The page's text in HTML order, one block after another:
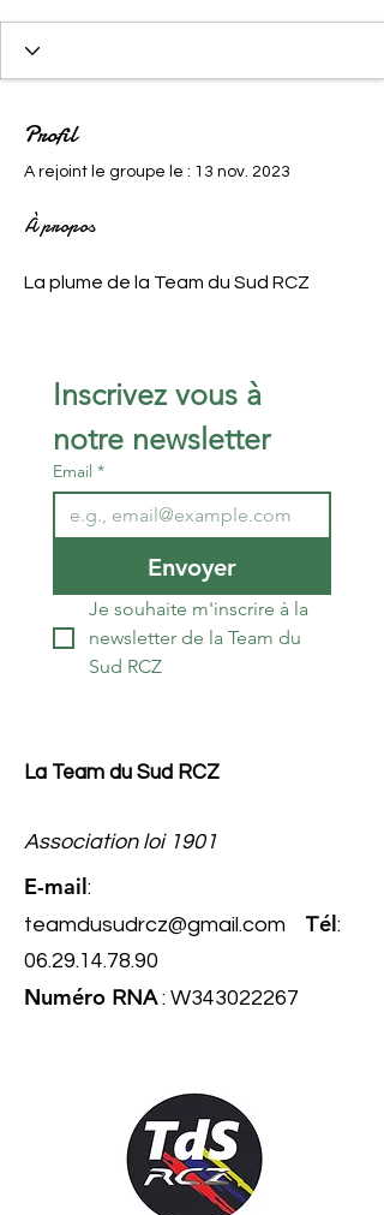
Profil
A rejoint le groupe le : 13 nov. 2023
À propos
La plume de la Team du Sud RCZ
Inscrivez vous à
notre newsletter
Email *
Envoyer
Je souhaite m'inscrire à la
newsletter de la Team du
Sud RCZ
La Team du Sud RCZ
Association loi 1901
E-mail:
teamdusudrcz@gmail.com
Tél:
06.29.14.78.90
Numéro RNA: W343022267